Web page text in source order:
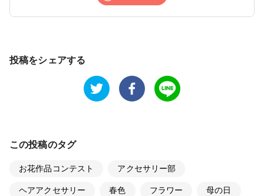
投稿をシェアする
この投稿のタグ
お花作品コンテスト アクセサリー部
ヘアアクセサリー 春色 フラワー 母の日